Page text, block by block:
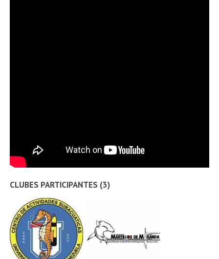
CLUBES PARTICIPANTES (3)